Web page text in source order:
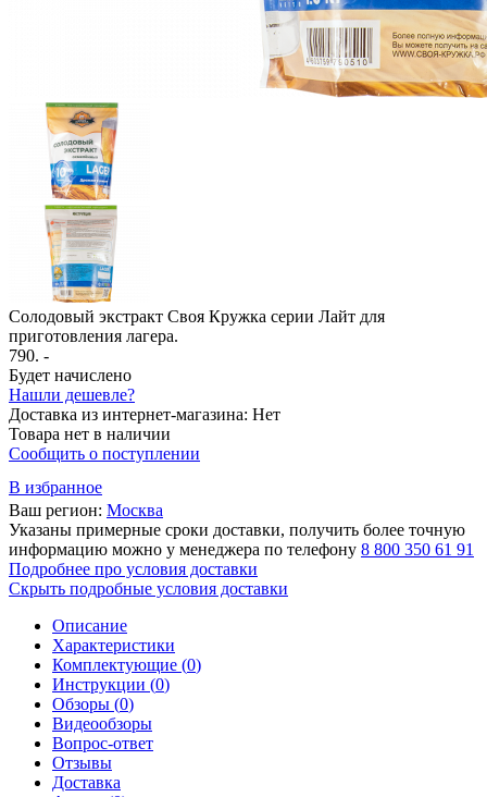
Солодовый экстракт Своя Кружка серии Лайт для
приготовления лагера.
790. -
Будет начислено
Нашли дешевле?
Доставка из интернет-магазина: Нет
Товара нет в наличии
Сообщить о поступлении
В избранное
Ваш регион: Москва
Указаны примерные сроки доставки, получить более точную
информацию можно у менеджера по телефону 8 800 350 61 91
Подробнее про условия доставки
Скрыть подробные условия доставки
Описание
Характеристики
Комплектующие (0)
Инструкции (0)
Обзоры (0)
Видеообзоры
Вопрос-ответ
Отзывы
Доставка